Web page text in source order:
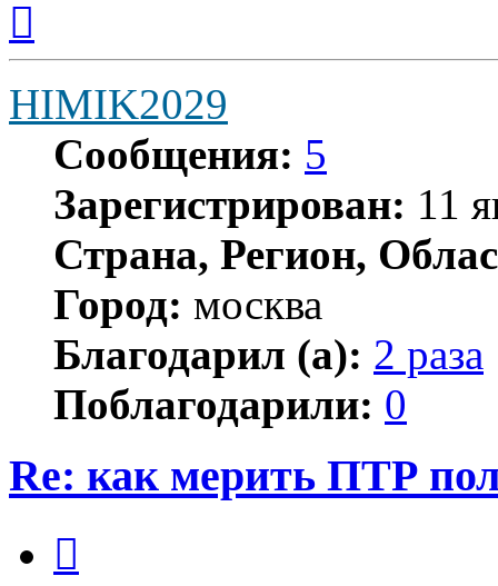
началу
HIMIK2029
Сообщения: 5
Зарегистрирован: 11
Страна, Регион,
Город: москва
Благодарил (а): 2 раза
Поблагодарили: 0
Re: как мерить ПТР